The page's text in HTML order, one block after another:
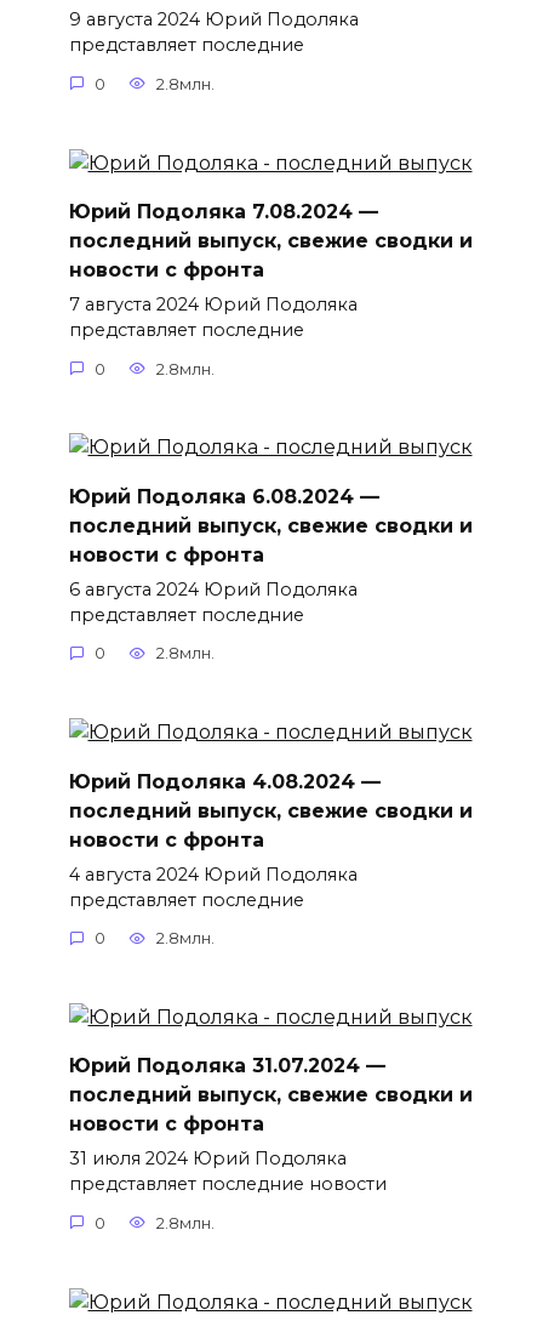
9 августа 2024 Юрий Подоляка
представляет последние
0 2.8млн.
Юрий Подоляка 7.08.2024 —
последний выпуск, свежие сводки и
новости с фронта
7 августа 2024 Юрий Подоляка
представляет последние
0 2.8млн.
Юрий Подоляка 6.08.2024 —
последний выпуск, свежие сводки и
новости с фронта
6 августа 2024 Юрий Подоляка
представляет последние
0 2.8млн.
Юрий Подоляка 4.08.2024 —
последний выпуск, свежие сводки и
новости с фронта
4 августа 2024 Юрий Подоляка
представляет последние
0 2.8млн.
Юрий Подоляка 31.07.2024 —
последний выпуск, свежие сводки и
новости с фронта
31 июля 2024 Юрий Подоляка
представляет последние новости
0 2.8млн.